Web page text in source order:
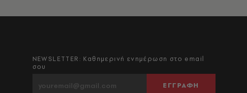
NEWSLETTER: Καθημερινή ενημέρωση στο email
σου
ΕΓΓΡΑΦΗ